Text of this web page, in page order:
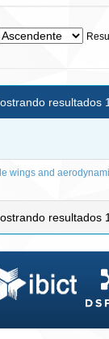
resultados
wings and
resultados